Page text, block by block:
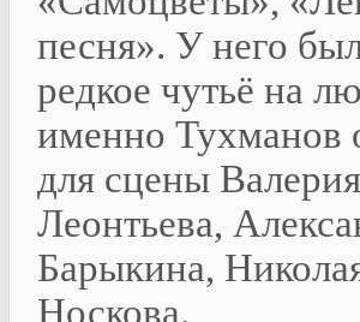
песня». У него
редкое чутьё на
именно Тухманов
для сцены Валерия
Леонтьева,
Барыкина,
Носкова.